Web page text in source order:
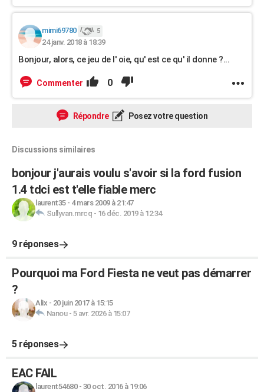
mimi69780 5
24 janv. 2018 à 18:39
Bonjour, alors, ce jeu de l' oie, qu' est ce qu' il donne ?...
Commenter 0
Répondre Posez votre question
Discussions similaires
bonjour j'aurais voulu s'avoir si la ford fusion
1.4 tdci est t'elle fiable merc
laurent35- 4 mars 2009 à 21:47
Sullyvan.mrcq - 16 déc. 2019 à 12:34
9 réponses
Pourquoi ma Ford Fiesta ne veut pas démarrer
?
Alix - 20 juin 2017 à 15:15
Nanou- 5 avr. 2026 à 15:07
5 réponses
EAC FAIL
laurent54680- 30 oct. 2016 à 19:06